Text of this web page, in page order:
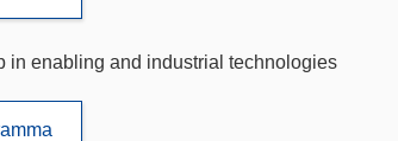
in enabling and industrial technologies